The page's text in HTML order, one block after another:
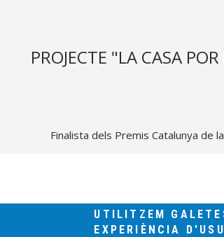
PROJECTE "LA CASA
Finalista dels Premis Catalunya de
UTILITZEM
EXPERIÈNCIA